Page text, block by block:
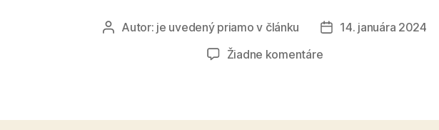
AutorAutor: je uvedený priamo v článku
Dátum
14. januára 2024
Žiadne komentárena
tipy